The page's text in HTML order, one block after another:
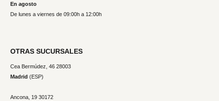
En agosto
De lunes a viernes de 09:00h a 12:00h
OTRAS SUCURSALES
Cea Bermúdez, 46 28003
Madrid (ESP)
Ancona, 19 30172